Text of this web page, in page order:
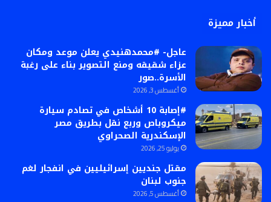
أخبار مميزة
عاجل- #محمدهنيدي يعلن موعد ومكان
عزاء شقيقه ومنع التصوير بناء على رغبة
الأسرة..صور
أغسطس 3, 2026
#إصابة 10 أشخاص في تصادم سيارة
ميكروباص وربع نقل بطريق مصر
الإسكندرية الصحراوي
يوليو 25, 2026
مقتل جنديين إسرائيليين في انفجار لغم
جنوب لبنان
أغسطس 5, 2026